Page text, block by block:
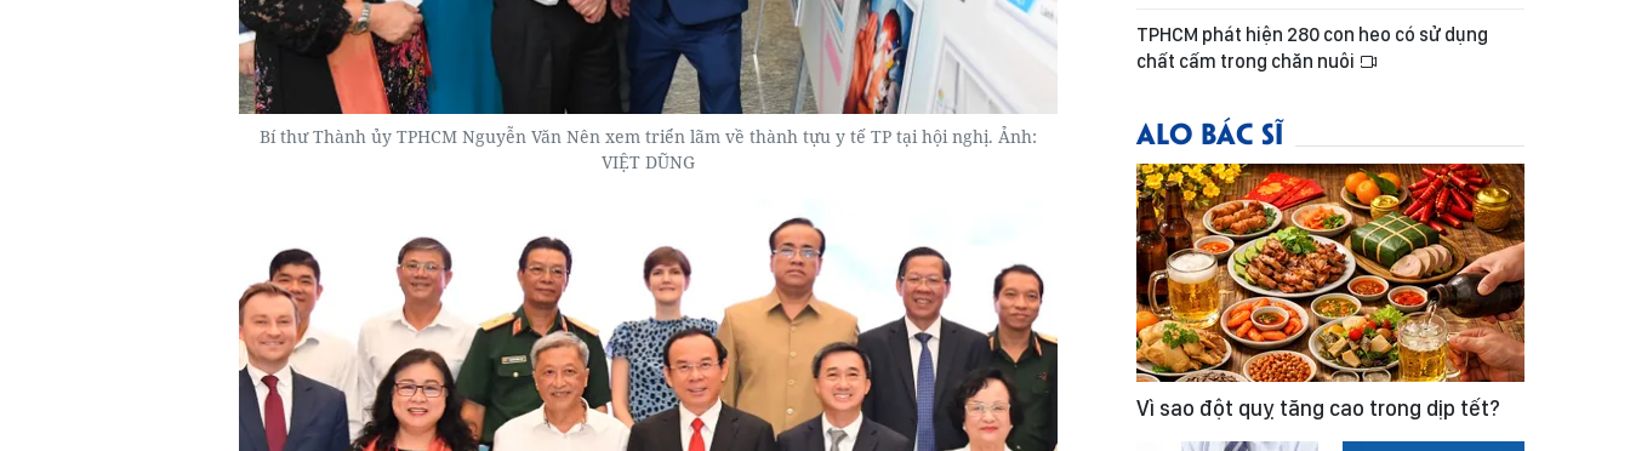
Bí thư Thành ủy TPHCM Nguyễn Văn Nên xem triển lãm về thành tựu y tế TP tại hội nghị. Ảnh:
VIỆT DŨNG
TPHCM phát hiện 280 con heo có sử dụng
chất cấm trong chăn nuôi
ALO BÁC SĨ
Vì sao đột quỵ tăng cao trong dịp tết?